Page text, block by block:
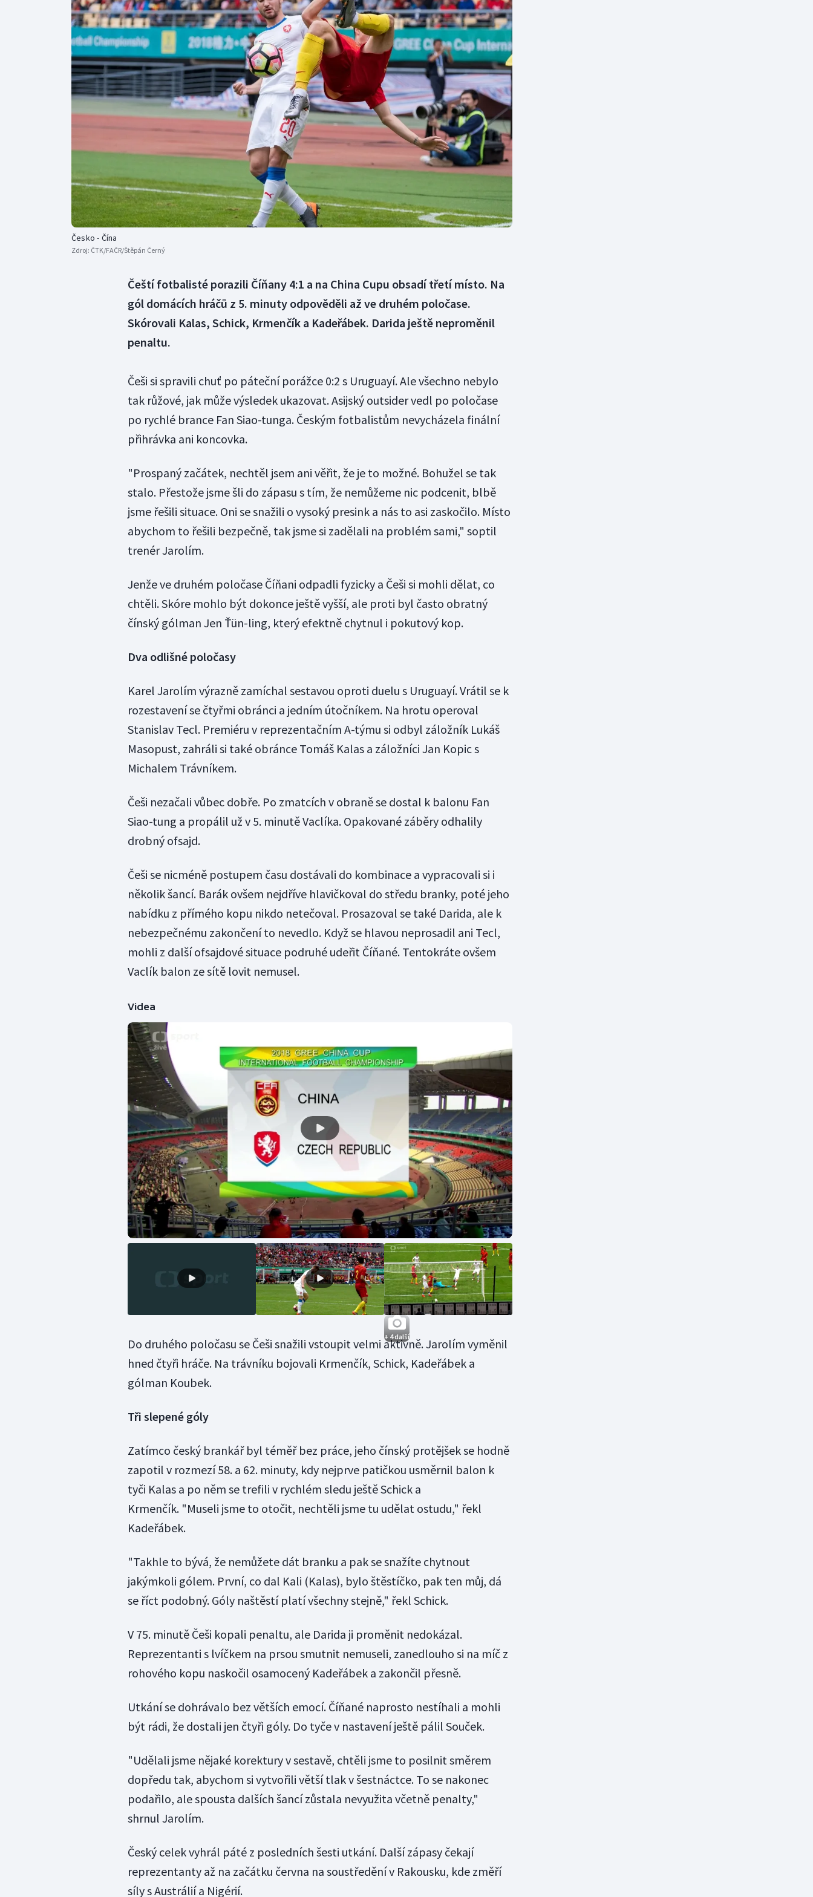
Curling
Dostihy
Florbal
Futsal
Golf
Gymnastika
Moderní pětiboj
Motorsport
Olympijské hry
Parasport
Plavání
Plážový volejbal
Triatlon
Veslování
Vodní slalom
Volejbal
Ostatní
Česko - Čína
Zdroj: ČTK/FAČR/Štěpán Černý
Čeští fotbalisté porazili Číňany 4:1 a na China Cupu obsadí třetí místo. Na
gól domácích hráčů z 5. minuty odpověděli až ve druhém poločase.
Skórovali Kalas, Schick, Krmenčík a Kadeřábek. Darida ještě neproměnil
penaltu.
Češi si spravili chuť po páteční porážce 0:2 s Uruguayí. Ale všechno nebylo
tak růžové, jak může výsledek ukazovat. Asijský outsider vedl po poločase
po rychlé brance Fan Siao-tunga. Českým fotbalistům nevycházela finální
přihrávka ani koncovka.
"Prospaný začátek, nechtěl jsem ani věřit, že je to možné. Bohužel se tak
stalo. Přestože jsme šli do zápasu s tím, že nemůžeme nic podcenit, blbě
jsme řešili situace. Oni se snažili o vysoký presink a nás to asi zaskočilo. Místo
abychom to řešili bezpečně, tak jsme si zadělali na problém sami," soptil
trenér Jarolím.
Jenže ve druhém poločase Číňani odpadli fyzicky a Češi si mohli dělat, co
chtěli. Skóre mohlo být dokonce ještě vyšší, ale proti byl často obratný
čínský gólman Jen Ťün-ling, který efektně chytnul i pokutový kop.
Dva odlišné poločasy
Karel Jarolím výrazně zamíchal sestavou oproti duelu s Uruguayí. Vrátil se k
rozestavení se čtyřmi obránci a jedním útočníkem. Na hrotu operoval
Stanislav Tecl. Premiéru v reprezentačním A-týmu si odbyl záložník Lukáš
Masopust, zahráli si také obránce Tomáš Kalas a záložníci Jan Kopic s
Michalem Trávníkem.
Češi nezačali vůbec dobře. Po zmatcích v obraně se dostal k balonu Fan
Siao-tung a propálil už v 5. minutě Vaclíka. Opakované záběry odhalily
drobný ofsajd.
Češi se nicméně postupem času dostávali do kombinace a vypracovali si i
několik šancí. Barák ovšem nejdříve hlavičkoval do středu branky, poté jeho
nabídku z přímého kopu nikdo netečoval. Prosazoval se také Darida, ale k
nebezpečnému zakončení to nevedlo. Když se hlavou neprosadil ani Tecl,
mohli z další ofsajdové situace podruhé udeřit Číňané. Tentokráte ovšem
Vaclík balon ze sítě lovit nemusel.
Videa
+ 4 další
Do druhého poločasu se Češi snažili vstoupit velmi aktivně. Jarolím vyměnil
hned čtyři hráče. Na trávníku bojovali Krmenčík, Schick, Kadeřábek a
gólman Koubek.
Tři slepené góly
Zatímco český brankář byl téměř bez práce, jeho čínský protějšek se hodně
zapotil v rozmezí 58. a 62. minuty, kdy nejprve patičkou usměrnil balon k
tyči Kalas a po něm se trefili v rychlém sledu ještě Schick a
Krmenčík. "Museli jsme to otočit, nechtěli jsme tu udělat ostudu," řekl
Kadeřábek.
"Takhle to bývá, že nemůžete dát branku a pak se snažíte chytnout
jakýmkoli gólem. První, co dal Kali (Kalas), bylo štěstíčko, pak ten můj, dá
se říct podobný. Góly naštěstí platí všechny stejně," řekl Schick.
V 75. minutě Češi kopali penaltu, ale Darida ji proměnit nedokázal.
Reprezentanti s lvíčkem na prsou smutnit nemuseli, zanedlouho si na míč z
rohového kopu naskočil osamocený Kadeřábek a zakončil přesně.
Utkání se dohrávalo bez větších emocí. Číňané naprosto nestíhali a mohli
být rádi, že dostali jen čtyři góly. Do tyče v nastavení ještě pálil Souček.
"Udělali jsme nějaké korektury v sestavě, chtěli jsme to posilnit směrem
dopředu tak, abychom si vytvořili větší tlak v šestnáctce. To se nakonec
podařilo, ale spousta dalších šancí zůstala nevyužita včetně penalty,"
shrnul Jarolím.
Český celek vyhrál páté z posledních šesti utkání. Další zápasy čekají
reprezentanty až na začátku června na soustředění v Rakousku, kde změří
síly s Austrálií a Nigérií.